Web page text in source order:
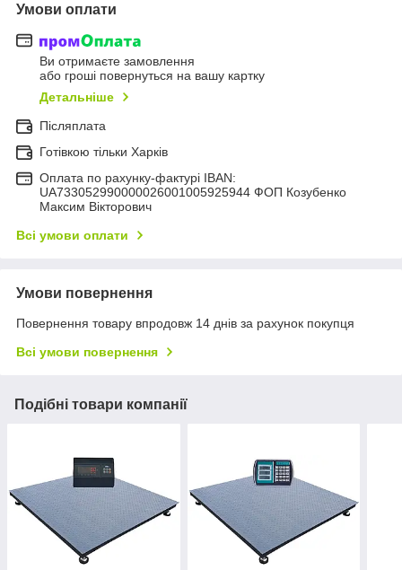
Умови оплати
Ви отримаєте замовлення
або гроші повернуться на вашу картку
Детальніше
Післяплата
Готівкою тільки Харків
Оплата по рахунку-фактурі IBAN:
UA733052990000026001005925944 ФОП Козубенко
Максим Вікторович
Всі умови оплати
Умови повернення
Повернення товару впродовж 14 днів за рахунок покупця
Всі умови повернення
Подібні товари компанії